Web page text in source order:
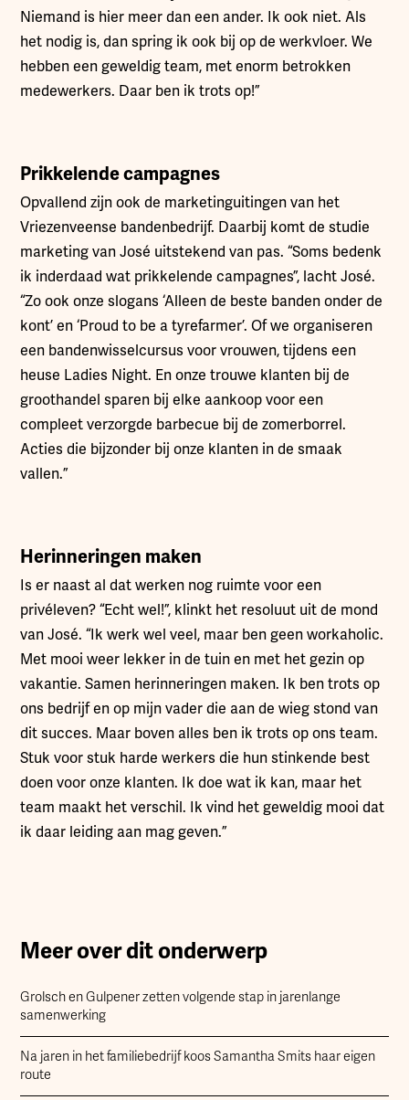
Niemand is hier meer dan een ander. Ik ook niet. Als
het nodig is, dan spring ik ook bij op de werkvloer. We
hebben een geweldig team, met enorm betrokken
medewerkers. Daar ben ik trots op!”
Prikkelende campagnes
Opvallend zijn ook de marketinguitingen van het
Vriezenveense bandenbedrijf. Daarbij komt de studie
marketing van José uitstekend van pas. “Soms bedenk
ik inderdaad wat prikkelende campagnes”, lacht José.
“Zo ook onze slogans ‘Alleen de beste banden onder de
kont’ en ‘Proud to be a tyrefarmer’. Of we organiseren
een bandenwisselcursus voor vrouwen, tijdens een
heuse Ladies Night. En onze trouwe klanten bij de
groothandel sparen bij elke aankoop voor een
compleet verzorgde barbecue bij de zomerborrel.
Acties die bijzonder bij onze klanten in de smaak
vallen.”
Herinneringen maken
Is er naast al dat werken nog ruimte voor een
privéleven? “Echt wel!”, klinkt het resoluut uit de mond
van José. “Ik werk wel veel, maar ben geen workaholic.
Met mooi weer lekker in de tuin en met het gezin op
vakantie. Samen herinneringen maken. Ik ben trots op
ons bedrijf en op mijn vader die aan de wieg stond van
dit succes. Maar boven alles ben ik trots op ons team.
Stuk voor stuk harde werkers die hun stinkende best
doen voor onze klanten. Ik doe wat ik kan, maar het
team maakt het verschil. Ik vind het geweldig mooi dat
ik daar leiding aan mag geven.”
Meer over dit onderwerp
Grolsch en Gulpener zetten volgende stap in jarenlange
samenwerking
Na jaren in het familiebedrijf koos Samantha Smits haar eigen
route